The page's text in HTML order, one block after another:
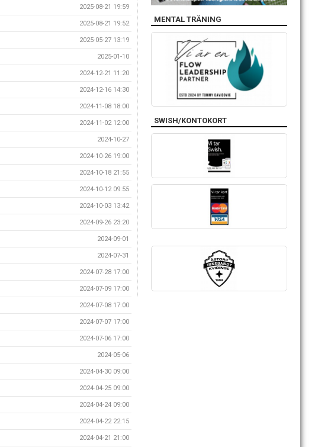
2025-08-21 19:59
2025-08-21 19:52
2025-05-27 13:19
2025-01-10
2024-12-21 11:20
2024-12-16 14:30
2024-11-08 18:00
2024-11-02 12:00
2024-10-27
2024-10-26 19:00
2024-10-18 21:55
2024-10-12 09:55
2024-10-03 13:42
2024-09-26 23:20
2024-09-01
2024-07-31
2024-07-28 17:00
2024-07-09 17:00
2024-07-08 17:00
2024-07-07 17:00
2024-07-06 17:00
2024-05-06
2024-04-30 09:00
2024-04-25 09:00
2024-04-24 09:00
2024-04-22 22:15
2024-04-21 21:00
MENTAL TRÄNING
SWISH/KONTOKORT